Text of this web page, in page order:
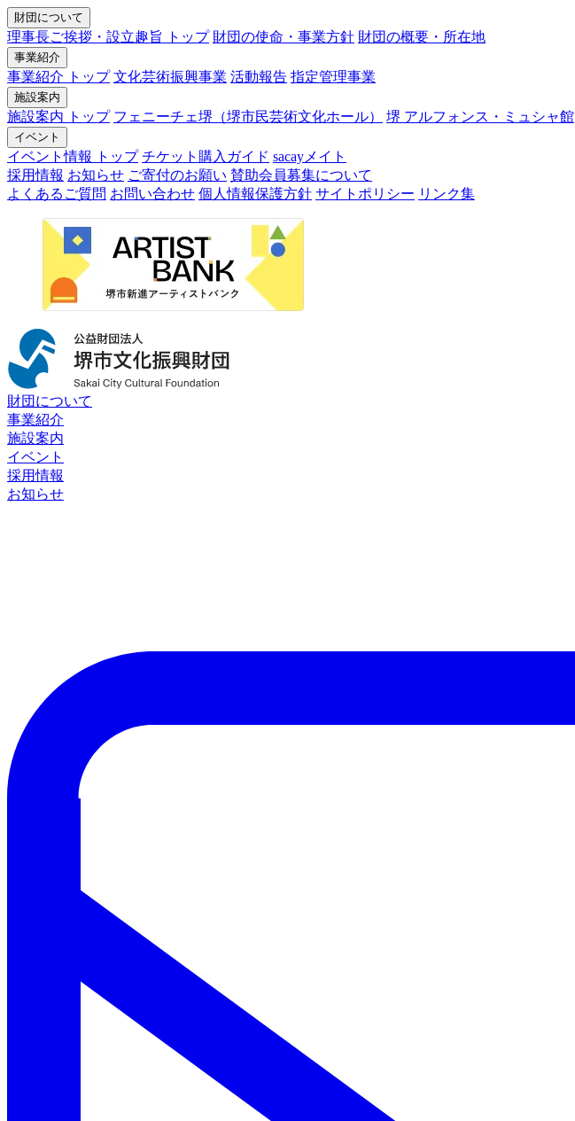
財団について
理事長ご挨拶・設立趣旨 トップ 財団の使命・事業方針 財団の概要・所在地
事業紹介
事業紹介 トップ 文化芸術振興事業 活動報告 指定管理事業
施設案内
施設案内 トップ フェニーチェ堺（堺市民芸術文化ホール） 堺 アルフォンス・ミュシャ館
イベント
イベント情報 トップ チケット購入ガイド sacayメイト
採用情報 お知らせ ご寄付のお願い 賛助会員募集について
よくあるご質問 お問い合わせ 個人情報保護方針 サイトポリシー リンク集
財団について
事業紹介
施設案内
イベント
採用情報
お知らせ